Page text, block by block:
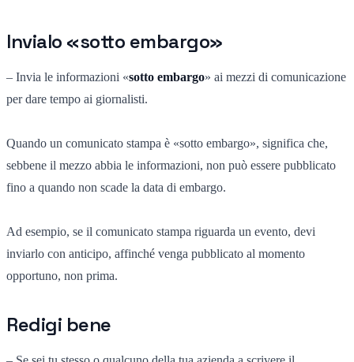
Invialo «sotto embargo»
– Invia le informazioni «sotto embargo» ai mezzi di comunicazione
per dare tempo ai giornalisti.
Quando un comunicato stampa è «sotto embargo», significa che,
sebbene il mezzo abbia le informazioni, non può essere pubblicato
fino a quando non scade la data di embargo.
Ad esempio, se il comunicato stampa riguarda un evento, devi
inviarlo con anticipo, affinché venga pubblicato al momento
opportuno, non prima.
Redigi bene